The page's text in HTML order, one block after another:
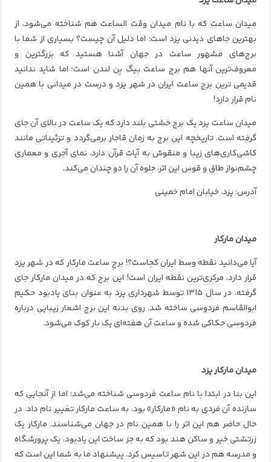
میدان ساعت که با نام میدان وقت الساعت هم شناخته می‌شود، از
بهترین جاهای دیدنی یزد است؛ اما دلیل آن چیست؟ بسیاری از شما با
برج‌های مشهور ساعت در جهان آشنا هستید که بزرگترین و
معروف‌ترین آنها هم برج ساعت بیگ بِن لندن است؛ اما شاید ندانید
قدیمی‌ ترین برج ساعت ایران در شهر یزد و درست در میدانی با همین
نام قرار دارد!
میدان ساعت یزد یک برج خشتی بلند دارد که یک ساعت در بالای آن جای
گرفته است. تاریخچه این برج به زمان قاجار برمی‌گردد و تزئیناتی مانند
کاشی‌کاری‌های زیبا و منقوش به آیات قرآن دارد. نمای آجری و معماری
چشم‌نواز طاق و قوس این اثر‌، جلوه آن را دو چندان می‌کند.
آدرس: یزد، خیابان امام خمینی
میدان مارکار
آیا می‌دانید نقطه وسط ایران کجاست؟! برج ساعت مارکار که در شهر یزد
قرار دارد، مرکزی‌ترین نقطه ایران است! این برج که در میدان مارکار جای
گرفته، در سال ۱۳۱۵ توسط شهرداری یزد به عنوان بنای یادبود حکیم
ابوالقاسم فردوسی ساخته شد. روی بدنه این برج اشعار زیبایی درباره
فردوسی حکاکی شده و ساعت آن هفته‌ای یک بار کوک می‌شود.
میدان مارکار یزد
این بنا در ابتدا با نام ساعت فردوسی شناخته می‌شد؛ اما از آنجایی که
سازنده آن فردی به نام «مارکار» بود، به ساعت مارکار تغییر نام داد. در
حال حاضر هم این اثر را با همین نام در جهان می‌شناسند. مارکار یک
زرتشتی خیر و ساکن هند بود که به جز ساخت این یادبود، یک پرورشگاه
و مدرسه هم در این شهر تاسیس کرد. پیشنهاد ما به شما این است که